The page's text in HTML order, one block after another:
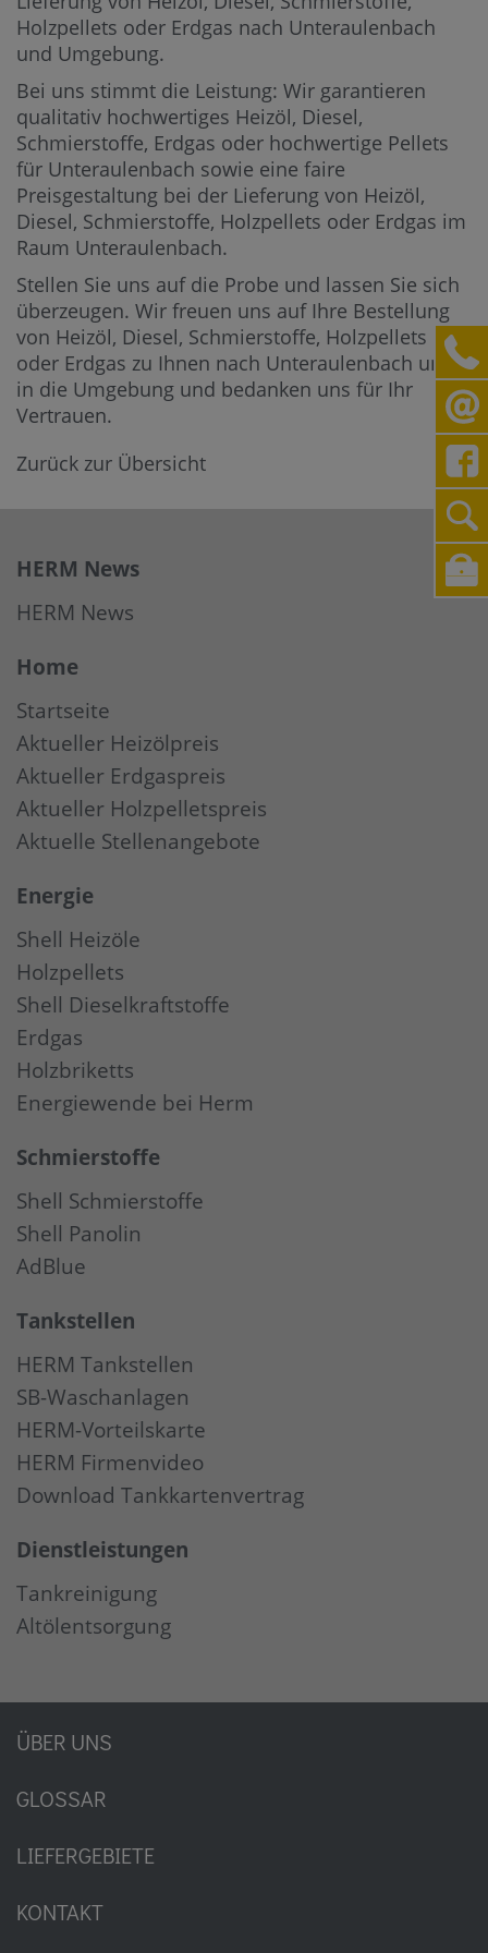
Holzpellets oder Erdgas nach Unteraulenbach
und Umgebung.
Bei uns stimmt die Leistung: Wir garantieren
qualitativ hochwertiges Heizöl, Diesel,
Schmierstoffe, Erdgas oder hochwertige Pellets
für Unteraulenbach sowie eine faire
Preisgestaltung bei der Lieferung von Heizöl,
Diesel, Schmierstoffe, Holzpellets oder Erdgas im
Raum Unteraulenbach.
Stellen Sie uns auf die Probe und lassen Sie sich
überzeugen. Wir freuen uns auf Ihre Bestellung
von Heizöl, Diesel, Schmierstoffe, Holzpellets
oder Erdgas zu Ihnen nach Unteraulenbach und
in die Umgebung und bedanken uns für Ihr
Vertrauen.
Zurück zur Übersicht
HERM News
HERM News
Home
Startseite
Aktueller Heizölpreis
Aktueller Erdgaspreis
Aktueller Holzpelletspreis
Aktuelle Stellenangebote
Energie
Shell Heizöle
Holzpellets
Shell Dieselkraftstoffe
Erdgas
Holzbriketts
Energiewende bei Herm
Schmierstoffe
Shell Schmierstoffe
Shell Panolin
AdBlue
Tankstellen
HERM Tankstellen
SB-Waschanlagen
HERM-Vorteilskarte
HERM Firmenvideo
Download Tankkartenvertrag
Dienstleistungen
Tankreinigung
Altölentsorgung
ÜBER UNS
GLOSSAR
LIEFERGEBIETE
KONTAKT